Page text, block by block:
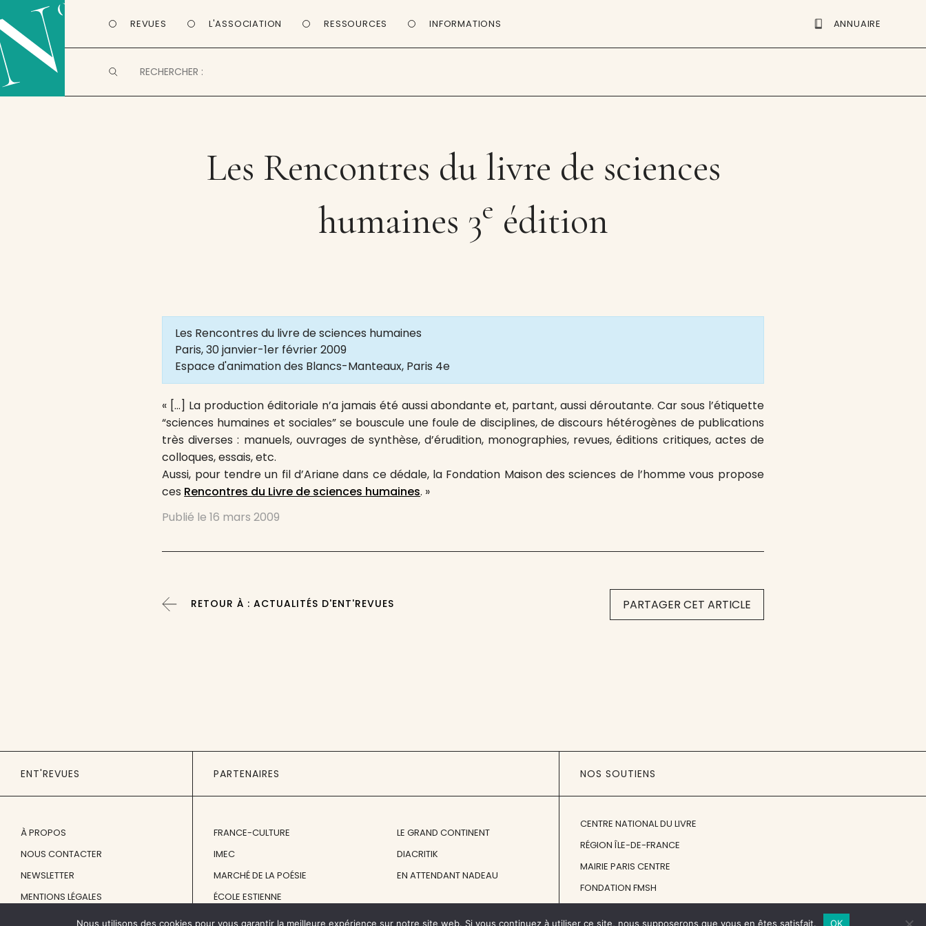
REVUES L'ASSOCIATION RESSOURCES INFORMATIONS ANNUAIRE
Les Rencontres du livre de sciences
humaines 3e édition
Les Rencontres du livre de sciences humaines
Paris, 30 janvier-1er février 2009
Espace d'animation des Blancs-Manteaux, Paris 4e
« […] La production éditoriale n’a jamais été aussi abondante et, partant, aussi déroutante. Car sous l’étiquette
“sciences humaines et sociales” se bouscule une foule de disciplines, de discours hétérogènes de publications
très diverses : manuels, ouvrages de synthèse, d’érudition, monographies, revues, éditions critiques, actes de
colloques, essais, etc.
Aussi, pour tendre un fil d’Ariane dans ce dédale, la Fondation Maison des sciences de l’homme vous propose
ces Rencontres du Livre de sciences humaines. »
Publié le16 mars 2009
PARTAGER CET ARTICLE
RETOUR À : ACTUALITÉS D'ENT'REVUES
ENT'REVUES
À PROPOS
NOUS CONTACTER
NEWSLETTER
MENTIONS LÉGALES
PARTENAIRES
FRANCE-CULTURE
IMEC
MARCHÉ DE LA POÉSIE
ÉCOLE ESTIENNE
LE GRAND CONTINENT
DIACRITIK
EN ATTENDANT NADEAU
NOS SOUTIENS
CENTRE NATIONAL DU LIVRE
RÉGION ÎLE-DE-FRANCE
MAIRIE PARIS CENTRE
FONDATION FMSH
Nous utilisons des cookies pour vous garantir la meilleure expérience sur notre site web. Si vous continuez à utiliser ce site, nous supposerons que vous en êtes satisfait. OK